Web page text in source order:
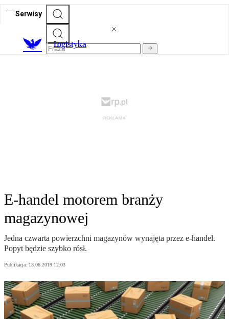
Serwisy
Logistyka
E-handel motorem branży
magazynowej
Jedna czwarta powierzchni magazynów wynajęta przez e-handel.
Popyt będzie szybko rósł.
Publikacja: 13.06.2019 12:03